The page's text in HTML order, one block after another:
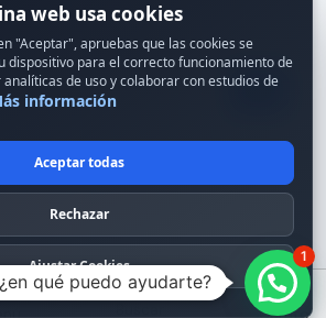
y novedades.
Todos los derechos reservados.
Política de privacidad
Condiciones Generales
Carrito
1
qué puedo ayudarte?
web usa cookies
"Aceptar", apruebas que las cookies se
dispositivo para el correcto funcionamiento de
analíticas de uso y colaborar con estudios de
información
Aceptar todas
Rechazar
Ajustar Cookies